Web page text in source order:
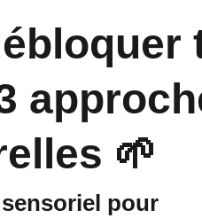
🌱
pour